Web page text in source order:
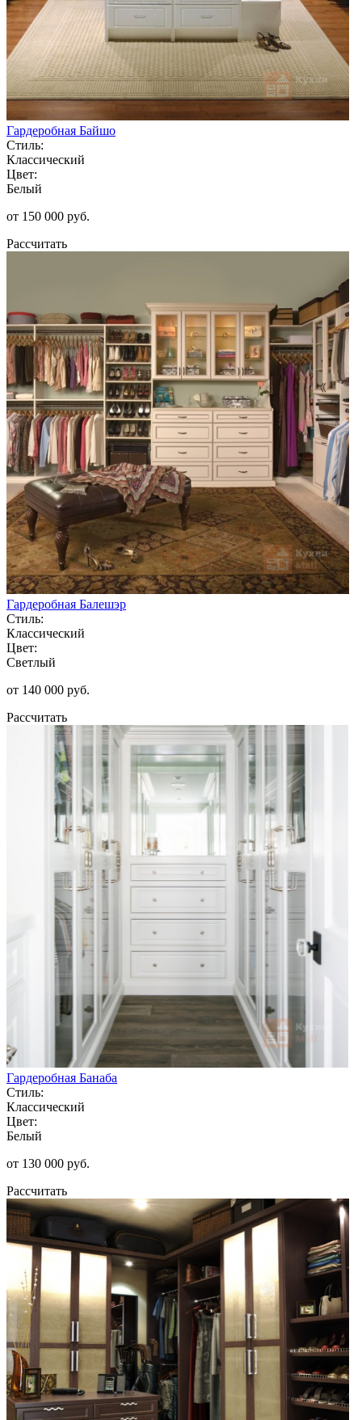
Гардеробная Байшо
Стиль:
Классический
Цвет:
Белый
от 150 000 руб.
Рассчитать
Гардеробная Балешэр
Стиль:
Классический
Цвет:
Светлый
от 140 000 руб.
Рассчитать
Гардеробная Банаба
Стиль:
Классический
Цвет:
Белый
от 130 000 руб.
Рассчитать